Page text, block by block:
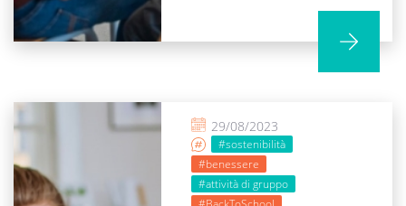
29/08/2023
#sostenibilità
#benessere
#attività di gruppo